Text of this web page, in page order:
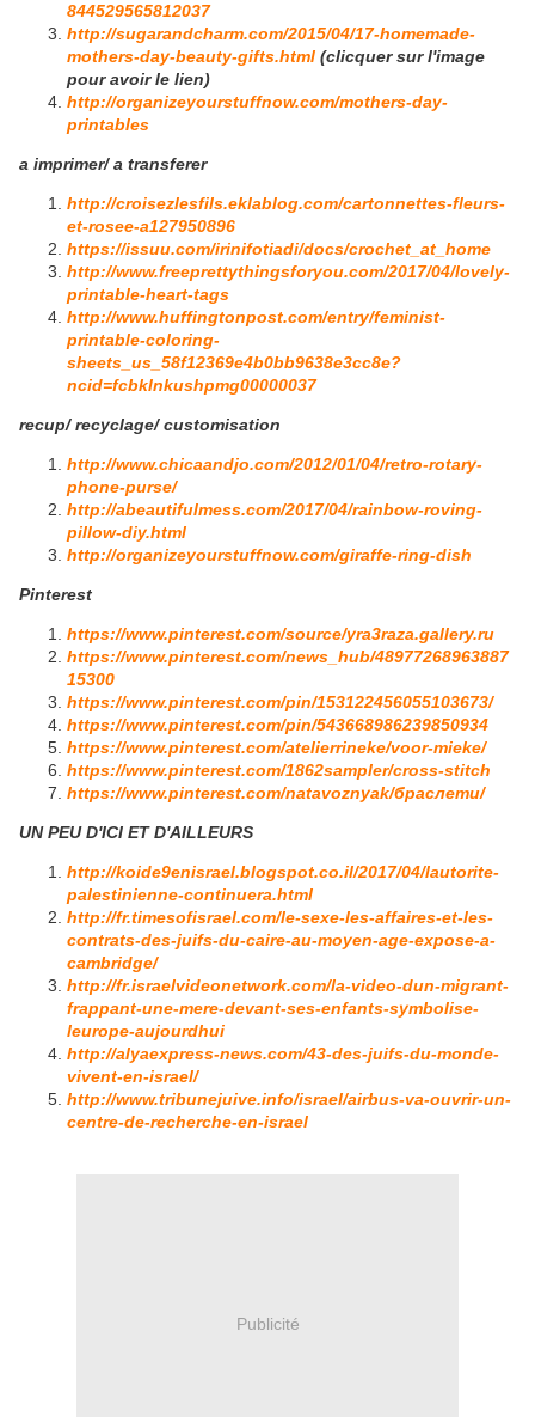
844529565812037
http://sugarandcharm.com/2015/04/17-homemade-
mothers-day-beauty-gifts.html (clicquer sur l'image
pour avoir le lien)
http://organizeyourstuffnow.com/mothers-day-
printables
a imprimer/ a transferer
http://croisezlesfils.eklablog.com/cartonnettes-fleurs-
et-rosee-a127950896
https://issuu.com/irinifotiadi/docs/crochet_at_home
http://www.freeprettythingsforyou.com/2017/04/lovely-
printable-heart-tags
http://www.huffingtonpost.com/entry/feminist-
printable-coloring-
sheets_us_58f12369e4b0bb9638e3cc8e?
ncid=fcbklnkushpmg00000037
recup/ recyclage/ customisation
http://www.chicaandjo.com/2012/01/04/retro-rotary-
phone-purse/
http://abeautifulmess.com/2017/04/rainbow-roving-
pillow-diy.html
http://organizeyourstuffnow.com/giraffe-ring-dish
Pinterest
https://www.pinterest.com/source/yra3raza.gallery.ru
https://www.pinterest.com/news_hub/48977268963887
15300
https://www.pinterest.com/pin/153122456055103673/
https://www.pinterest.com/pin/543668986239850934
https://www.pinterest.com/atelierrineke/voor-mieke/
https://www.pinterest.com/1862sampler/cross-stitch
https://www.pinterest.com/natavoznyak/браслети/
UN PEU D'ICI ET D'AILLEURS
http://koide9enisrael.blogspot.co.il/2017/04/lautorite-
palestinienne-continuera.html
http://fr.timesofisrael.com/le-sexe-les-affaires-et-les-
contrats-des-juifs-du-caire-au-moyen-age-expose-a-
cambridge/
http://fr.israelvideonetwork.com/la-video-dun-migrant-
frappant-une-mere-devant-ses-enfants-symbolise-
leurope-aujourdhui
http://alyaexpress-news.com/43-des-juifs-du-monde-
vivent-en-israel/
http://www.tribunejuive.info/israel/airbus-va-ouvrir-un-
centre-de-recherche-en-israel
Publicité